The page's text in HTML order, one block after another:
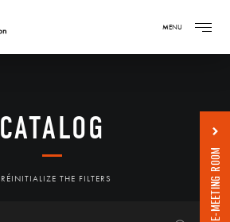
MENU
CATALOG
RÉINITIALIZE THE FILTERS E-MEETING ROOM